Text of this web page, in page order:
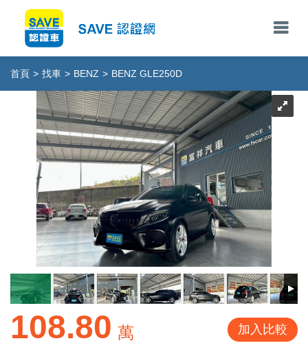
首頁 > 找車 > BENZ > BENZ GLE250D
108.80 萬 加入比較